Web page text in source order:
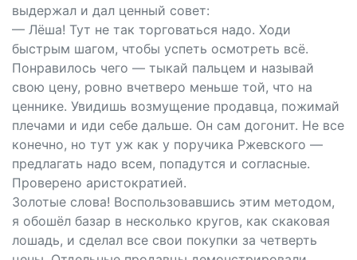
выдержал и дал ценный совет:
— Лёша! Тут не так торговаться надо. Ходи
быстрым шагом, чтобы успеть осмотреть всё.
Понравилось чего — тыкай пальцем и называй
свою цену, ровно вчетверо меньше той, что на
ценнике. Увидишь возмущение продавца, пожимай
плечами и иди себе дальше. Он сам догонит. Не все
конечно, но тут уж как у поручика Ржевского —
предлагать надо всем, попадутся и согласные.
Проверено аристократией.
Золотые слова! Воспользовавшись этим методом,
я обошёл базар в несколько кругов, как скаковая
лошадь, и сделал все свои покупки за четверть